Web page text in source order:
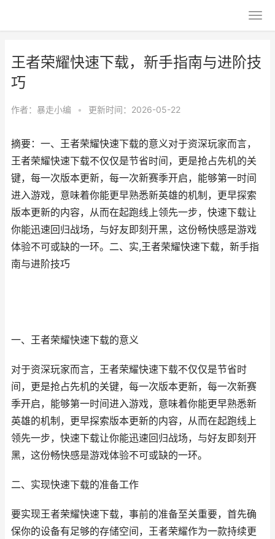
王者荣耀快速下载，新手指南与进阶技
巧
作者： 暴走小编 • 更新时间：2026-05-22
摘要：一、王者荣耀快速下载的意义对于资深玩家而言，
王者荣耀快速下载不仅仅是节省时间，更是抢占先机的关
键，每一次版本更新，每一次新赛季开启，能够第一时间
进入游戏，意味着你能更早熟悉新英雄的机制，更早探索
版本更新的内容，从而在起跑线上领先一步，快速下载让
你能迅速回归战场，与好友即刻开黑，这份畅快感是游戏
体验不可或缺的一环。二、实,王者荣耀快速下载，新手指
南与进阶技巧
一、王者荣耀快速下载的意义
对于资深玩家而言，王者荣耀快速下载不仅仅是节省时
间，更是抢占先机的关键，每一次版本更新，每一次新赛
季开启，能够第一时间进入游戏，意味着你能更早熟悉新
英雄的机制，更早探索版本更新的内容，从而在起跑线上
领先一步，快速下载让你能迅速回归战场，与好友即刻开
黑，这份畅快感是游戏体验不可或缺的一环。
二、实现快速下载的准备工作
要实现王者荣耀快速下载，事前的准备至关重要，首先确
保你的设备有足够的存储空间，王者荣耀作为一款持续更